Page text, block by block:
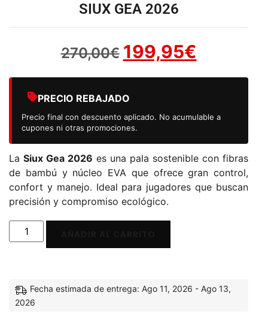
SIUX GEA 2026
270,00€ 199,95€
PRECIO REBAJADO
Precio final con descuento aplicado. No acumulable a
cupones ni otras promociones.
LaSiux Gea 2026 es una pala sostenible con fibras
de bambú y núcleo EVA que ofrece gran control,
confort y manejo. Ideal para jugadores que buscan
precisión y compromiso ecológico.
Fecha estimada de entrega: Ago 11, 2026 - Ago 13,
2026